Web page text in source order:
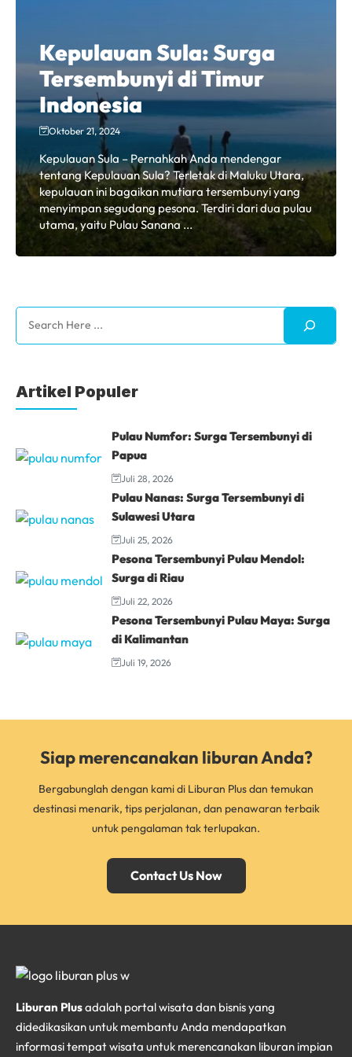
Kepulauan Sula: Surga
Tersembunyi di Timur
Indonesia
Oktober 21, 2024
Kepulauan Sula – Pernahkah Anda mendengar
tentang Kepulauan Sula? Terletak di Maluku Utara,
kepulauan ini bagaikan mutiara tersembunyi yang
menyimpan segudang pesona. Terdiri dari dua pulau
utama, yaitu Pulau Sanana ...
Search
Artikel Populer
Pulau Numfor: Surga Tersembunyi di
Papua
Juli 28, 2026
Pulau Nanas: Surga Tersembunyi di
Sulawesi Utara
Juli 25, 2026
Pesona Tersembunyi Pulau Mendol:
Surga di Riau
Juli 22, 2026
Pesona Tersembunyi Pulau Maya: Surga
di Kalimantan
Juli 19, 2026
Siap merencanakan liburan Anda?
Bergabunglah dengan kami di Liburan Plus dan temukan
destinasi menarik, tips perjalanan, dan penawaran terbaik
untuk pengalaman tak terlupakan.
Contact Us Now
Liburan Plusadalah portal wisata dan bisnis yang
didedikasikan untuk membantu Anda mendapatkan
informasi tempat wisata untuk merencanakan liburan impian